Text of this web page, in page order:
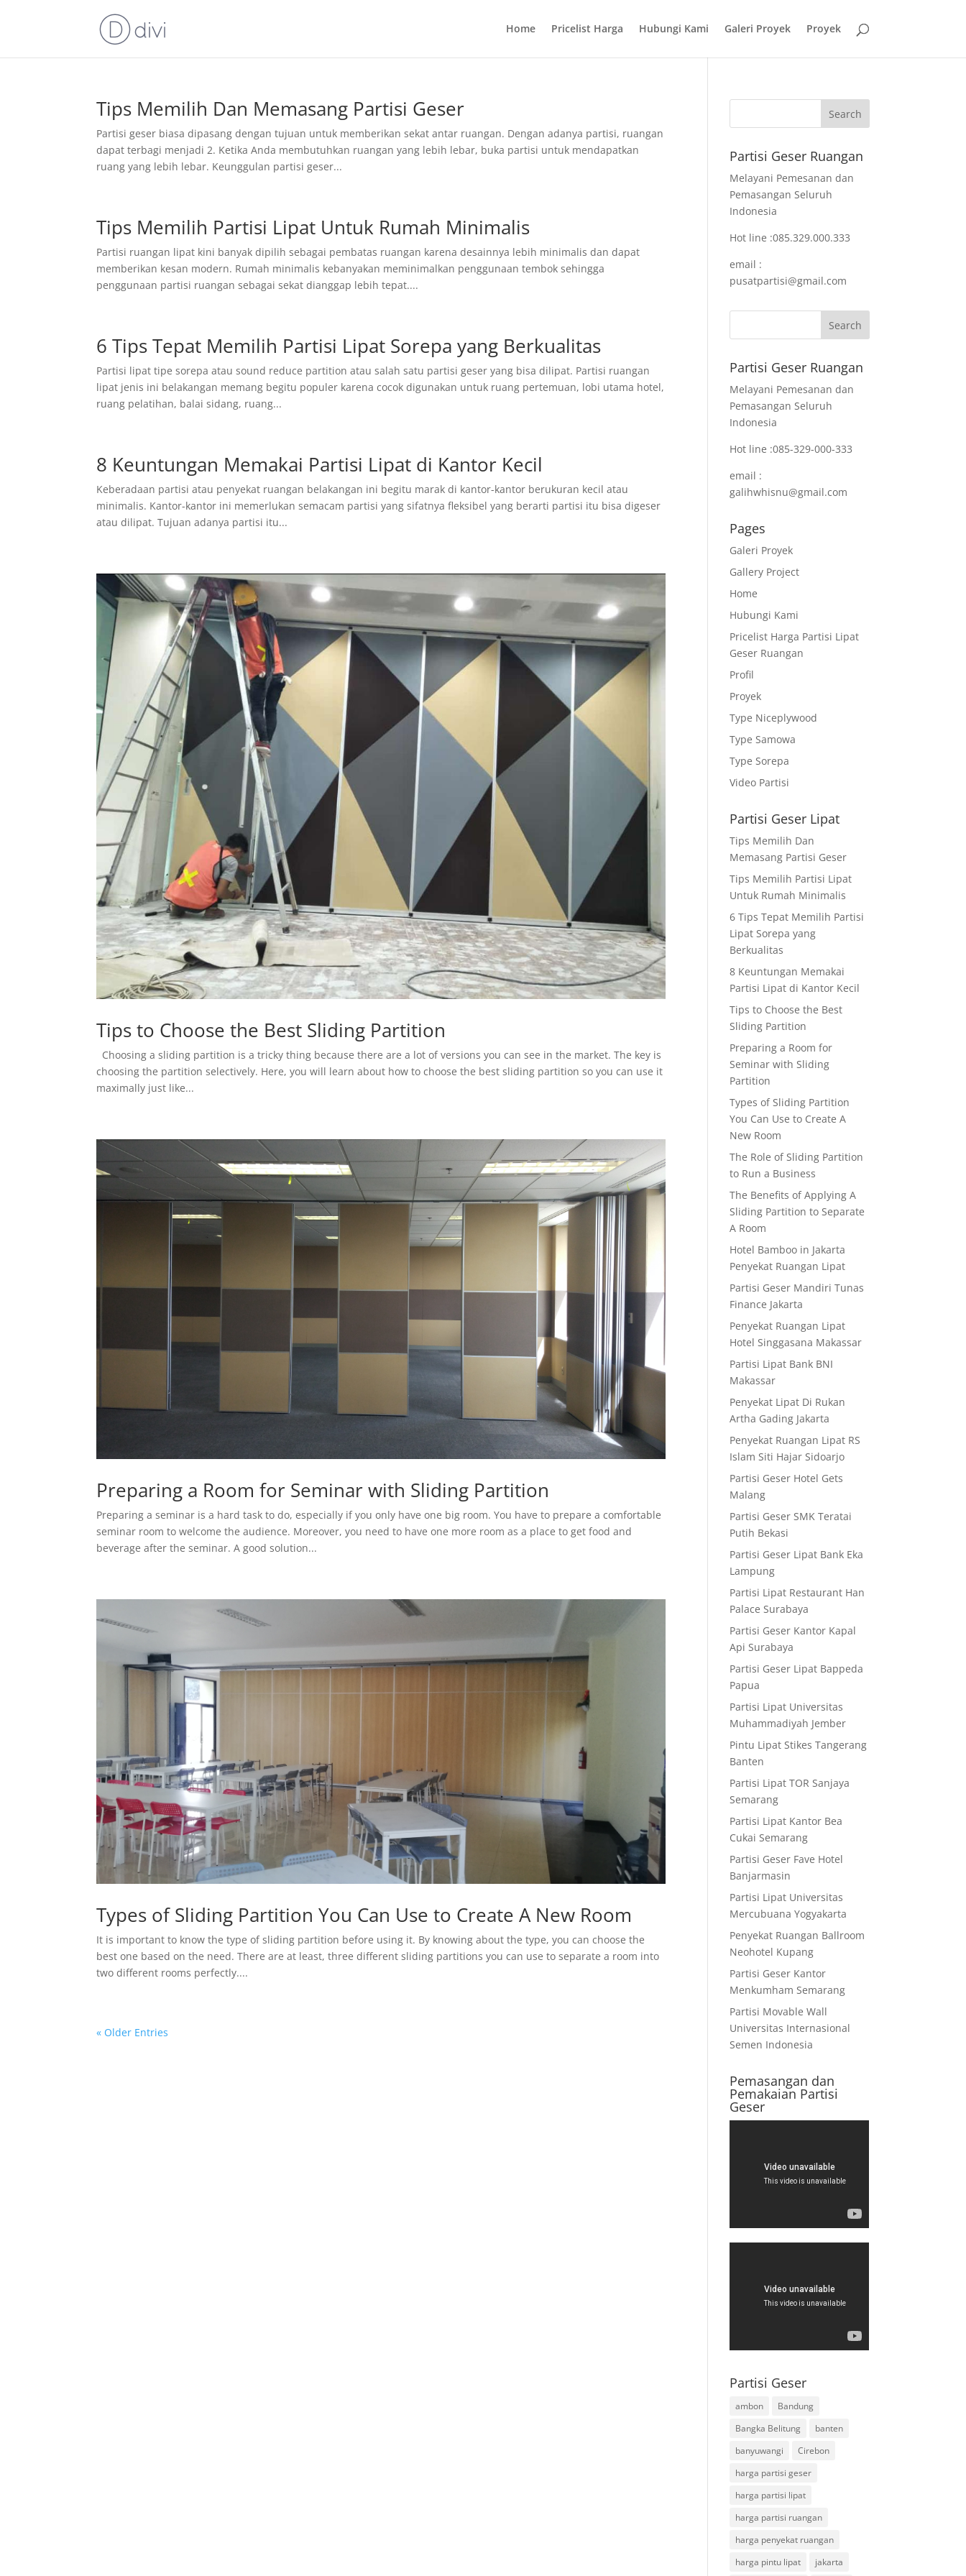
Home Pricelist Harga Hubungi Kami Galeri Proyek Proyek
Tips Memilih Dan Memasang Partisi Geser
Partisi geser biasa dipasang dengan tujuan untuk memberikan sekat antar ruangan. Dengan adanya partisi, ruangan
dapat terbagi menjadi 2. Ketika Anda membutuhkan ruangan yang lebih lebar, buka partisi untuk mendapatkan
ruang yang lebih lebar. Keunggulan partisi geser...
Tips Memilih Partisi Lipat Untuk Rumah Minimalis
Partisi ruangan lipat kini banyak dipilih sebagai pembatas ruangan karena desainnya lebih minimalis dan dapat
memberikan kesan modern. Rumah minimalis kebanyakan meminimalkan penggunaan tembok sehingga
penggunaan partisi ruangan sebagai sekat dianggap lebih tepat....
6 Tips Tepat Memilih Partisi Lipat Sorepa yang Berkualitas
Partisi lipat tipe sorepa atau sound reduce partition atau salah satu partisi geser yang bisa dilipat. Partisi ruangan
lipat jenis ini belakangan memang begitu populer karena cocok digunakan untuk ruang pertemuan, lobi utama hotel,
ruang pelatihan, balai sidang, ruang...
8 Keuntungan Memakai Partisi Lipat di Kantor Kecil
Keberadaan partisi atau penyekat ruangan belakangan ini begitu marak di kantor-kantor berukuran kecil atau
minimalis. Kantor-kantor ini memerlukan semacam partisi yang sifatnya fleksibel yang berarti partisi itu bisa digeser
atau dilipat. Tujuan adanya partisi itu...
Tips to Choose the Best Sliding Partition
Choosing a sliding partition is a tricky thing because there are a lot of versions you can see in the market. The key is
choosing the partition selectively. Here, you will learn about how to choose the best sliding partition so you can use it
maximally just like...
Preparing a Room for Seminar with Sliding Partition
Preparing a seminar is a hard task to do, especially if you only have one big room. You have to prepare a comfortable
seminar room to welcome the audience. Moreover, you need to have one more room as a place to get food and
beverage after the seminar. A good solution...
Types of Sliding Partition You Can Use to Create A New Room
It is important to know the type of sliding partition before using it. By knowing about the type, you can choose the
best one based on the need. There are at least, three different sliding partitions you can use to separate a room into
two different rooms perfectly....
« Older Entries
Partisi Geser Ruangan
Melayani Pemesanan dan
Pemasangan Seluruh
Indonesia
Hot line :085.329.000.333
email :
pusatpartisi@gmail.com
Partisi Geser Ruangan
Melayani Pemesanan dan
Pemasangan Seluruh
Indonesia
Hot line :085-329-000-333
email :
galihwhisnu@gmail.com
Pages
Galeri Proyek
Gallery Project
Home
Hubungi Kami
Pricelist Harga Partisi Lipat
Geser Ruangan
Profil
Proyek
Type Niceplywood
Type Samowa
Type Sorepa
Video Partisi
Partisi Geser Lipat
Tips Memilih Dan
Memasang Partisi Geser
Tips Memilih Partisi Lipat
Untuk Rumah Minimalis
6 Tips Tepat Memilih Partisi
Lipat Sorepa yang
Berkualitas
8 Keuntungan Memakai
Partisi Lipat di Kantor Kecil
Tips to Choose the Best
Sliding Partition
Preparing a Room for
Seminar with Sliding
Partition
Types of Sliding Partition
You Can Use to Create A
New Room
The Role of Sliding Partition
to Run a Business
The Benefits of Applying A
Sliding Partition to Separate
A Room
Hotel Bamboo in Jakarta
Penyekat Ruangan Lipat
Partisi Geser Mandiri Tunas
Finance Jakarta
Penyekat Ruangan Lipat
Hotel Singgasana Makassar
Partisi Lipat Bank BNI
Makassar
Penyekat Lipat Di Rukan
Artha Gading Jakarta
Penyekat Ruangan Lipat RS
Islam Siti Hajar Sidoarjo
Partisi Geser Hotel Gets
Malang
Partisi Geser SMK Teratai
Putih Bekasi
Partisi Geser Lipat Bank Eka
Lampung
Partisi Lipat Restaurant Han
Palace Surabaya
Partisi Geser Kantor Kapal
Api Surabaya
Partisi Geser Lipat Bappeda
Papua
Partisi Lipat Universitas
Muhammadiyah Jember
Pintu Lipat Stikes Tangerang
Banten
Partisi Lipat TOR Sanjaya
Semarang
Partisi Lipat Kantor Bea
Cukai Semarang
Partisi Geser Fave Hotel
Banjarmasin
Partisi Lipat Universitas
Mercubuana Yogyakarta
Penyekat Ruangan Ballroom
Neohotel Kupang
Partisi Geser Kantor
Menkumham Semarang
Partisi Movable Wall
Universitas Internasional
Semen Indonesia
Pemasangan dan
Pemakaian Partisi
Geser
Partisi Geser
ambon
Bandung
Bangka Belitung
banten
banyuwangi
Cirebon
harga partisi geser
harga partisi lipat
harga partisi ruangan
harga penyekat ruangan
harga pintu lipat
jakarta